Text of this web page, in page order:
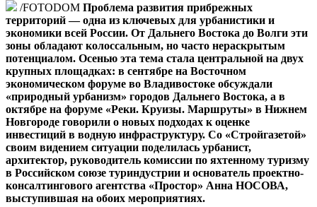
/FOTODOM Проблема развития прибрежных
территорий — одна из ключевых для урбанистики и
экономики всей России. От Дальнего Востока до Волги эти
зоны обладают колоссальным, но часто нераскрытым
потенциалом. Осенью эта тема стала центральной на двух
крупных площадках: в сентябре на Восточном
экономическом форуме во Владивостоке обсуждали
«природный урбанизм» городов Дальнего Востока, а в
октябре на форуме «Реки. Круизы. Маршруты» в Нижнем
Новгороде говорили о новых подходах к оценке
инвестиций в водную инфраструктуру. Со «Стройгазетой»
своим видением ситуации поделилась урбанист,
архитектор, руководитель комиссии по яхтенному туризму
в Российском союзе туриндустрии и основатель проектно-
консалтингового агентства «Простор» Анна НОСОВА,
выступившая на обоих мероприятиях.